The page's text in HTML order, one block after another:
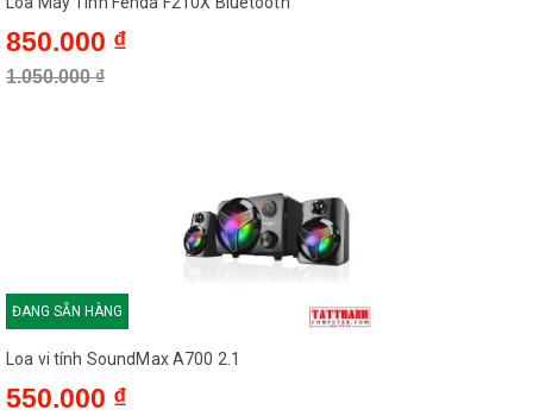
850.000 ₫
1.050.000 ₫
ĐANG SẴN HÀNG
Loa vi tính SoundMax A700 2.1
550.000 ₫